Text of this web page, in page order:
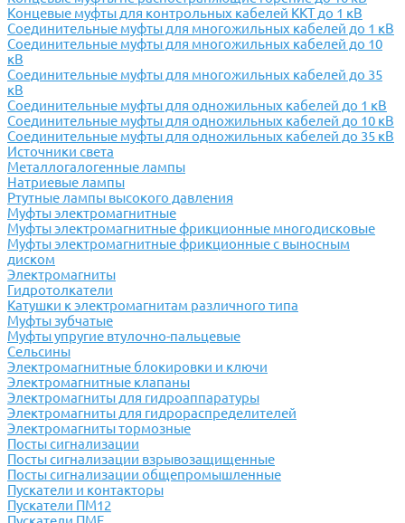
Концевые муфты для контрольных кабелей ККТ до 1 кВ
Соединительные муфты для многожильных кабелей до 1 кВ
Соединительные муфты для многожильных кабелей до 10
кВ
Соединительные муфты для многожильных кабелей до 35
кВ
Соединительные муфты для одножильных кабелей до 1 кВ
Соединительные муфты для одножильных кабелей до 10 кВ
Соединительные муфты для одножильных кабелей до 35 кВ
Источники света
Металлогалогенные лампы
Натриевые лампы
Ртутные лампы высокого давления
Муфты электромагнитные
Муфты электромагнитные фрикционные многодисковые
Муфты электромагнитные фрикционные с выносным
диском
Электромагниты
Гидротолкатели
Катушки к электромагнитам различного типа
Муфты зубчатые
Муфты упругие втулочно-пальцевые
Сельсины
Электромагнитные блокировки и ключи
Электромагнитные клапаны
Электромагниты для гидроаппаратуры
Электромагниты для гидрораспределителей
Электромагниты тормозные
Посты сигнализации
Посты сигнализации взрывозащищенные
Посты сигнализации общепромышленные
Пускатели и контакторы
Пускатели ПМ12